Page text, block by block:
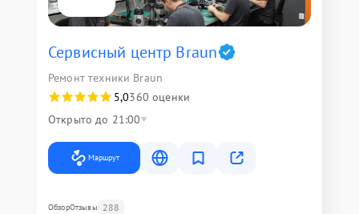
Сервисный центр Braun
Ремонт техники Braun
5,0360 оценки
Открыто до 21:00
Маршрут
ОбзорОтзывы 288